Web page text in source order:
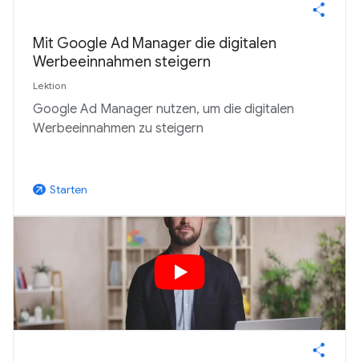
Mit Google Ad Manager die digitalen
Werbeeinnahmen steigern
Lektion
Google Ad Manager nutzen, um die digitalen
Werbeeinnahmen zu steigern
arrow_outward Starten